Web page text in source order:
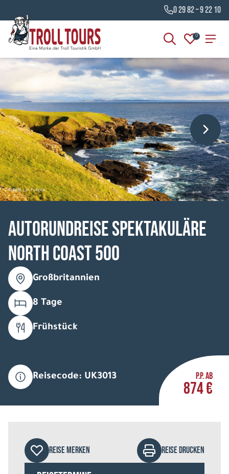
0 29 82 – 9 22 10
0
© PHB.cz - Fotolia
Autorundreise Spektakuläre
North Coast 500
Großbritannien
8 Tage
Frühstück
Reisecode: UK3013 P.P. AB
874 €
REISE MERKEN REISE DRUCKEN